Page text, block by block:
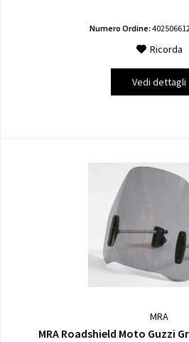
Numero Ordine:
Ricorda
Vedi dettagli
MRA
MRA Roadshield Moto Guzzi